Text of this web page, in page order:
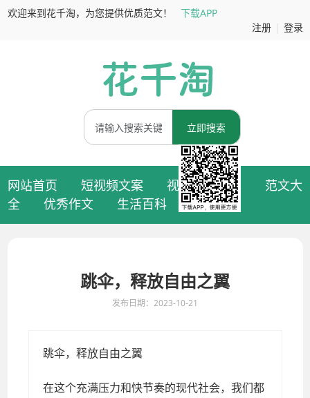
欢迎来到花千淘，为您提供优质范文！
下载APP
注册
登录
立即搜索
网站首页 短视频文案 视频拍摄脚本
范文大
全
优秀作文 生活百科
跳伞，释放自由之翼
发布日期：2023-10-21